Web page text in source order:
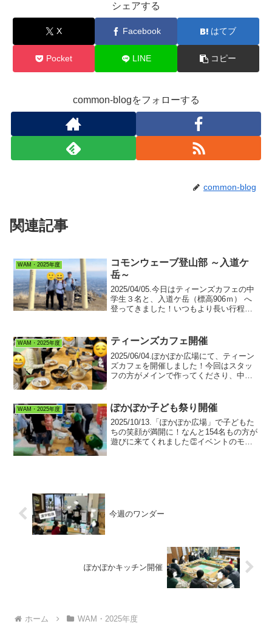
シェアする
X Facebook はてブ
Pocket LINE コピー
common-blogをフォローする
common-blog
関連記事
WAM・2025年度
コモンウェーブ登山部 ～入道ケ
岳～
2025/04/05.今日はティーンズカフェの中
学生３名と、入道ケ岳（標高906ｍ） へ
登ってきました！いつもより長い行程だ
良く、気持ちよかったです😊登山口のあ
る椿大社...
WAM・2025年度 ティーンズカフェ開催
2025/06/04.ぽかぽか広場にて、ティーン
ズカフェを開催しました！今回はスタッ
フの方がメインで作ってくださり、中学
テト→ミートソース→チーズの層に！
とっても...
WAM・2025年度 ぽかぽか子ども祭り開催
2025/10/13.「ぽかぽか広場」で子どもた
ちの笑顔が満開に！なんと154名もの方が
遊びに来てくれました👏イベントのモッ
今週のワンダー
ぽかぽかキッチン開催
ホーム WAM・2025年度